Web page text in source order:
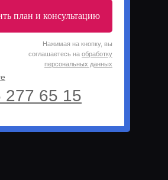
Нажимая на кнопку, вы
соглашаетесь на обработку
персональных данных
план и консультацию
277 65 15